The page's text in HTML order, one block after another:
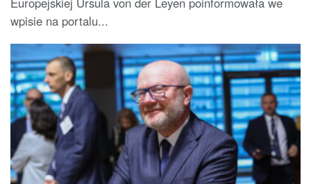
wpisie na portalu...